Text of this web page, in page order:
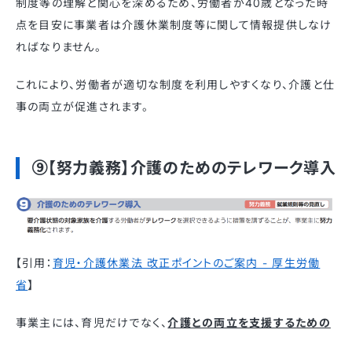
点を目安に事業者は介護休業制度等に関して情報提供しなけ
ればなりません。
これにより、労働者が適切な制度を利用しやすくなり、介護と仕
事の両立が促進されます。 ​
⑨【努力義務】介護のためのテレワーク導入
【引用： 育児・介護休業法 改正ポイントのご案内 - 厚生労働
省】
事業主には、育児だけでなく、介護との両立を支援するための